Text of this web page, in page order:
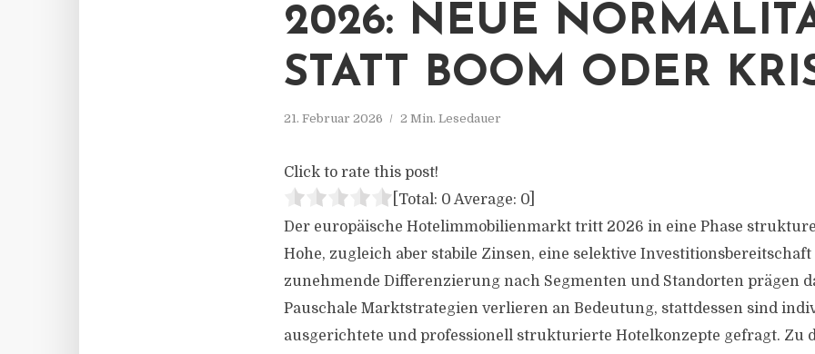
2026: NEUE
STATT BOOM ODER
21. Februar 2026 2 Min. Lesedauer
Click to rate this post!
[Total: 0 Average: 0
Der europäische Hotelimmobilienmarkt tritt 2026 in eine Phase
Hohe, zugleich aber stabile Zinsen, eine selektive Investitionsbereitschaft
zunehmende Differenzierung nach Segmenten und Standorten prägen
Pauschale Marktstrategien verlieren an Bedeutung, stattdessen sind
ausgerichtete und professionell strukturierte Hotelkonzepte gefragt. Zu